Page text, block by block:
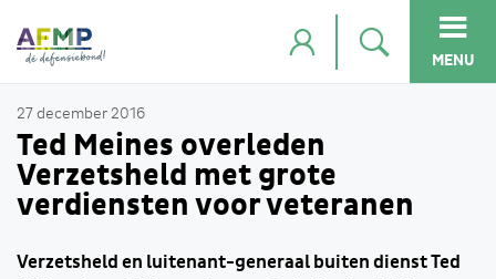
MENU
27 december 2016
Ted Meines overleden
Verzetsheld met grote
verdiensten voor veteranen
Verzetsheld en luitenant-generaal buiten dienst Ted